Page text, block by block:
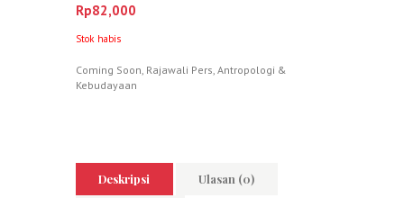
Rp82,000
Stok habis
Coming Soon Rajawali Pers Antropologi &
Kebudayaan
Deskripsi Ulasan (0)